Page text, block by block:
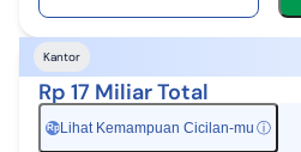
Kantor
Rp 17 Miliar Total
Rp Lihat Kemampuan Cicilan-mu ⓘ